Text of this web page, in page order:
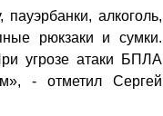
алкоголь,
рюкзаки и сумки.
угрозе атаки БПЛА
- отметил Сергей